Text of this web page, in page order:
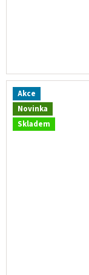
Akce
Novinka
Skladem